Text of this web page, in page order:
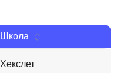
Школа
Хекслет